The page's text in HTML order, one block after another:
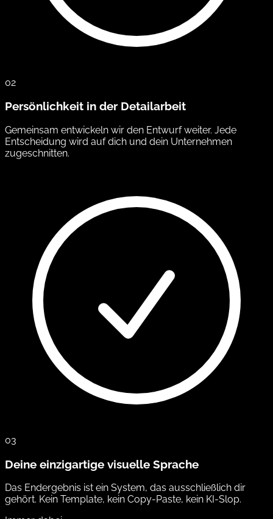
02
Persönlichkeit in der Detailarbeit
Gemeinsam entwickeln wir den Entwurf weiter. Jede
Entscheidung wird auf dich und dein Unternehmen
zugeschnitten.
03
Deine einzigartige visuelle Sprache
Das Endergebnis ist ein System, das ausschließlich dir
gehört. Kein Template, kein Copy-Paste, kein KI-Slop.